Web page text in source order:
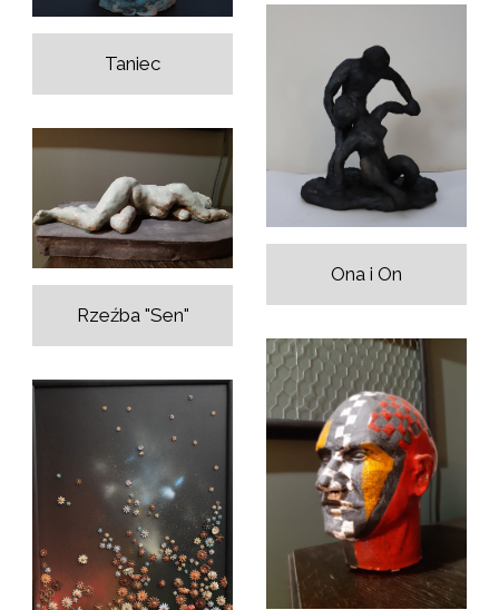
Taniec
Ona i On
Rzeźba "Sen"